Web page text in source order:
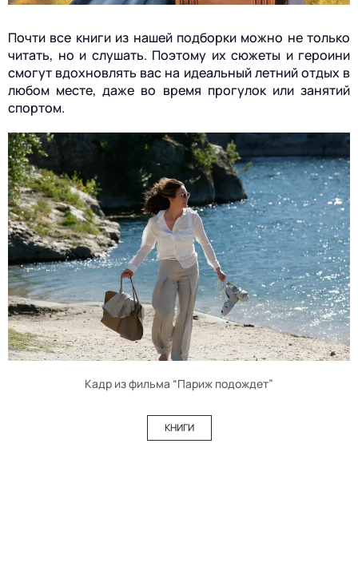
Почти все книги из нашей подборки можно не только
читать, но и слушать. Поэтому их сюжеты и героини
смогут вдохновлять вас на идеальный летний отдых в
любом месте, даже во время прогулок или занятий
спортом.
Кадр из фильма “Париж подождет”
КНИГИ